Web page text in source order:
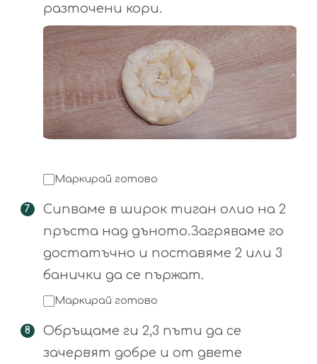
разточени кори.
Маркирай готово
Сипваме в широк тиган олио на 2
пръста над дъното.Загряваме го
достатъчно и поставяме 2 или 3
банички да се пържат.
Маркирай готово
Обръщаме ги 2,3 пъти да се
зачервят добре и от двете